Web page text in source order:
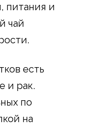
питания и
чай
есть
и рак.
по
на